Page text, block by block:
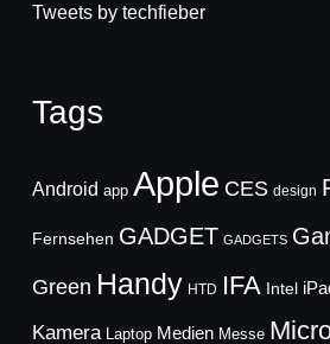
Tweets by techfieber
Tags
Android app Apple CES design
Fernsehen GADGET GADGETS
Green Handy HTD IFA Intel
Kamera Laptop Medien Messe